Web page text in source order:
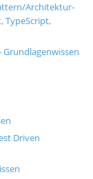
Architektur-
TypeScript,
Driven